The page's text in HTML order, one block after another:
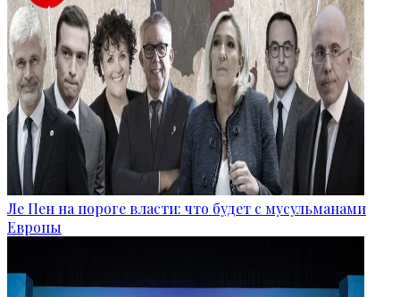
Ле Пен на пороге власти: что будет с мусульманами
Европы